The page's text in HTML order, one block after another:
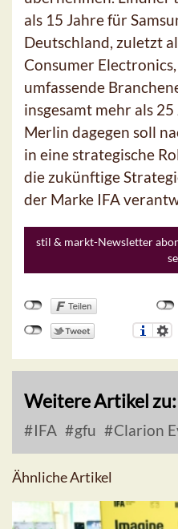
als 15 Jahre für
Deutschland, zuletzt
Consumer
umfassende
insgesamt mehr als
Merlin dagegen soll
in eine strategische
die zukünftige
der Marke IFA
stil & markt-Newsletter
Weitere Artikel zu:
IFA gfu Clarion
Ähnliche Artikel